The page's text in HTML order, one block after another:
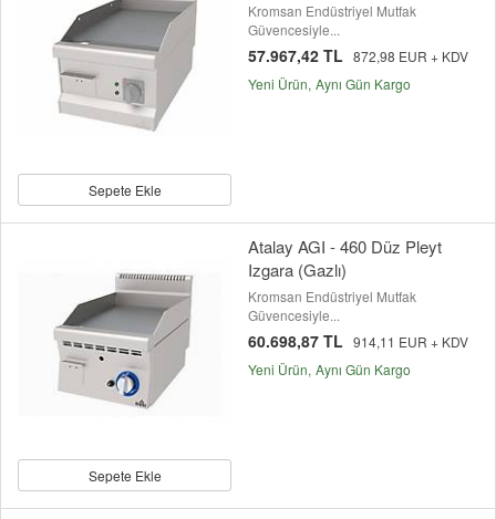
Sepete Ekle
Kromsan Endüstriyel Mutfak
Güvencesiyle...
57.967,42 TL 872,98 EUR + KDV
Yeni Ürün Aynı Gün Kargo
Sepete Ekle
Atalay AGI - 460 Düz Pleyt
Izgara (Gazlı)
Kromsan Endüstriyel Mutfak
Güvencesiyle...
60.698,87 TL 914,11 EUR + KDV
Yeni Ürün Aynı Gün Kargo